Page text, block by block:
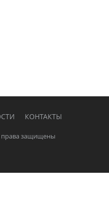
КОНТАКТЫ
права защищены